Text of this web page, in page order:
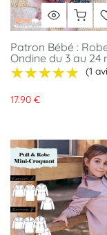
Patron Bébé :
Ondine du 3 au 24
★★★★★
★★★★★ (1
17.90 €